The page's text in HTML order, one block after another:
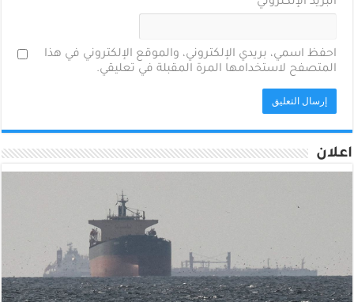
احفظ اسمي، بريدي الإلكتروني، والموقع الإلكتروني في هذا
المتصفح لاستخدامها المرة المقبلة في تعليقي.
اعلان